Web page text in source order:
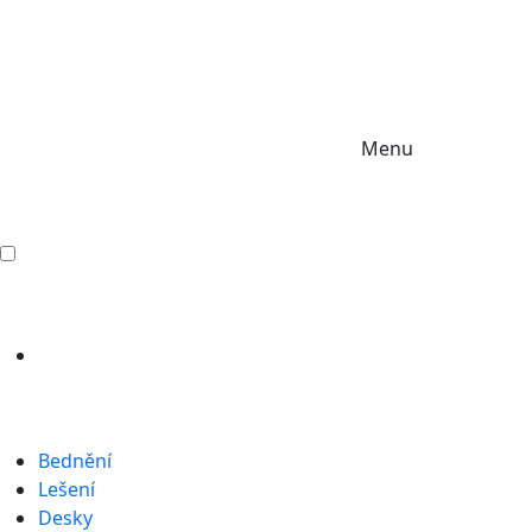
Menu
Bednění
Lešení
Desky